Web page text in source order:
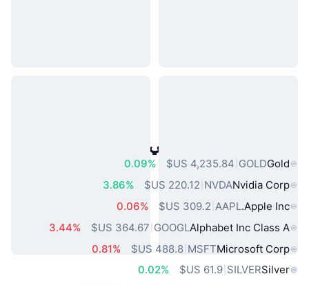
أصول العالم الحقيقي الشائعة
Gold
GOLD
0.09%
Nvidia Corp
NVDA
3.86%
Apple Inc.
AAPL
0.06%
Alphabet Inc Class A
GOOGL
3.44%
Microsoft Corp
MSFT
‏488.8 US$
0.81%
Silver
SILVER
‏61.9 US$
0.02%